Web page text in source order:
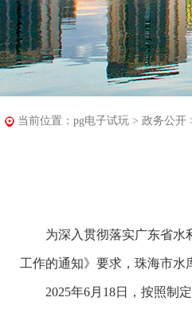
当前位置： pg电子试玩 > 政务公开
为深入贯彻落实广东省水利
工作的通知》要求，珠海市水
2025年6月18日，按照制定